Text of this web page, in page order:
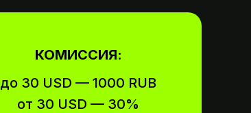
КОМИССИЯ:
до 30 USD — 1000 RUB
от 30 USD — 30%